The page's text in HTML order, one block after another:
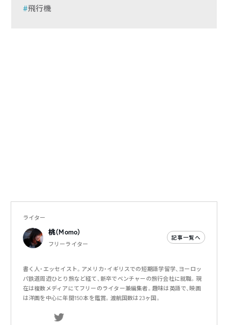
飛行機
ライター
桃（Momo）
フリーライター
記事一覧へ
書く人・エッセイスト。アメリカ・イギリスでの短期語学留学、ヨーロッ
パ鉄道周遊ひとり旅など経て、新卒でベンチャーの旅行会社に就職。現
在は複数メディアにてフリーのライター兼編集者。趣味は英語で、映画
は洋画を中心に年間150本を鑑賞。渡航国数は23ヶ国。